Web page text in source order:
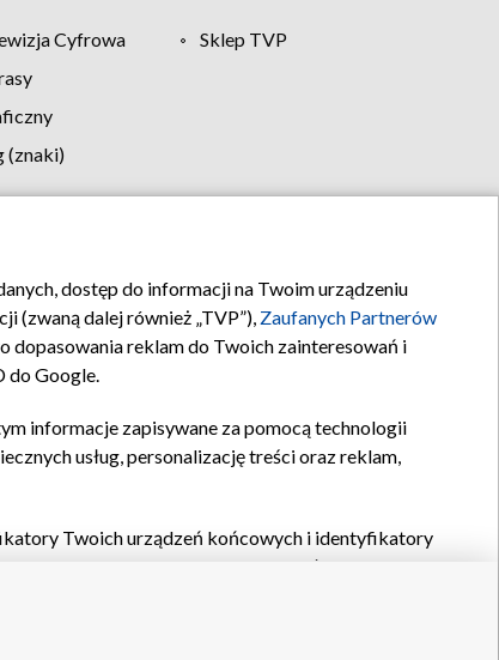
Cyfrowa
Sklep TVP
(znaki)
Kontakt
dostęp do informacji na Twoim urządzeniu
(zwaną dalej również „TVP”), Zaufanych Partnerów
dopasowania reklam do Twoich zainteresowań i
do Google.
informacje zapisywane za pomocą technologii
usług, personalizację treści oraz reklam,
Twoich urządzeń końcowych i identyfikatory
oraz pozostałych
reklam, wyboru spersonalizowanych
pomiaru wydajności reklam, pomiaru wydajności
zapobiegania oszustwom i usuwania